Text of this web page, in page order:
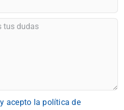
acepto la política de